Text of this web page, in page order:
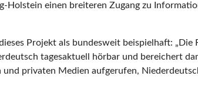
einen breiteren Zugang zu
Projekt als bundesweit beispielhaft:
tagesaktuell hörbar und bereichert
privaten Medien aufgerufen,